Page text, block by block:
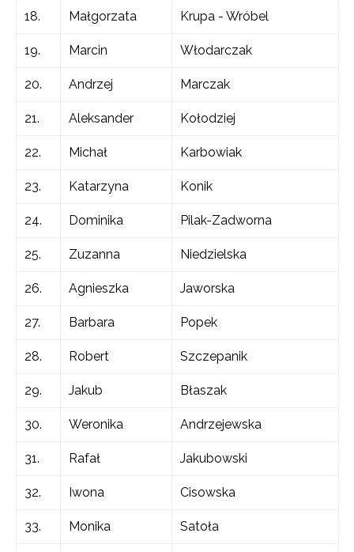
18. Małgorzata Krupa - Wróbel
19. Marcin Włodarczak
20. Andrzej Marczak
21. Aleksander Kołodziej
22. Michał Karbowiak
23. Katarzyna Konik
24. Dominika Pilak-Zadworna
25. Zuzanna Niedzielska
26. Agnieszka Jaworska
27. Barbara Popek
28. Robert Szczepanik
29. Jakub Błaszak
30. Weronika Andrzejewska
31. Rafał Jakubowski
32. Iwona Cisowska
33. Monika Satoła